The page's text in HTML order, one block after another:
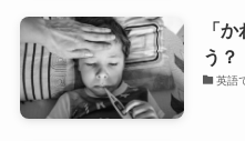
「
う？
英語